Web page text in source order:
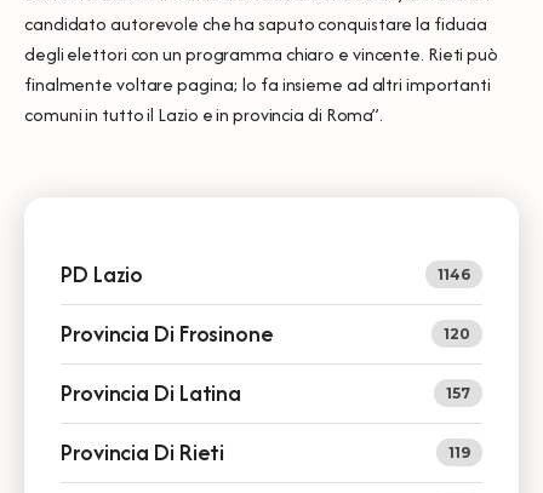
candidato autorevole che ha saputo conquistare la fiducia
degli elettori con un programma chiaro e vincente. Rieti può
finalmente voltare pagina; lo fa insieme ad altri importanti
comuni in tutto il Lazio e in provincia di Roma”.
PD Lazio 1146
Provincia Di Frosinone 120
Provincia Di Latina 157
Provincia Di Rieti 119